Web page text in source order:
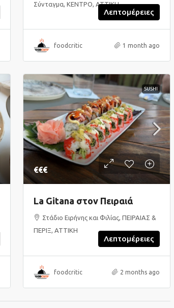
Σύνταγμα, ΚΕΝΤΡΟ, ΑΤΤΙΚΗ
Λεπτομέρειες
foodcritic 1 month ago
SUSHI
€€€
La Gitana στον Πειραιά
Στάδιο Ειρήνης και Φιλίας, ΠΕΙΡΑΙΑΣ &
ΠΕΡΙΞ, ΑΤΤΙΚΗ
Λεπτομέρειες
foodcritic 2 months ago